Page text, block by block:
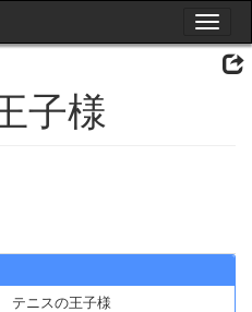
Toggle
子様
テニスの王子様